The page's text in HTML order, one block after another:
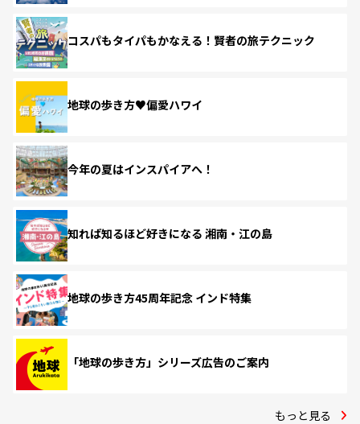
コスパもタイパもかなえる！賢者の旅テクニック
地球の歩き方♥偏愛ハワイ
今年の夏はインスパイアへ！
知れば知るほど好きになる 湘南・江の島
地球の歩き方45周年記念 インド特集
「地球の歩き方」シリーズ広告のご案内
もっと見る